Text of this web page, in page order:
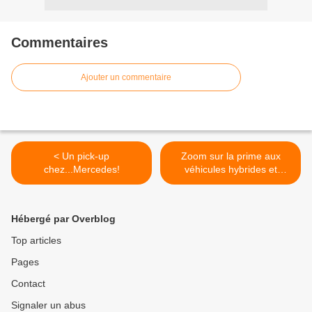
Commentaires
Ajouter un commentaire
< Un pick-up
chez...Mercedes!
Zoom sur la prime aux
véhicules hybrides et
électriques! >
Hébergé par Overblog
Top articles
Pages
Contact
Signaler un abus